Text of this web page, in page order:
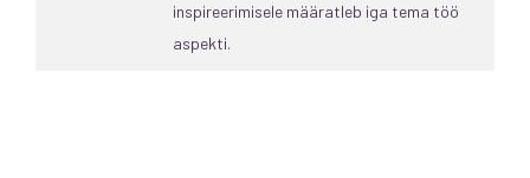
inspireerimisele määratleb iga tema töö
aspekti.